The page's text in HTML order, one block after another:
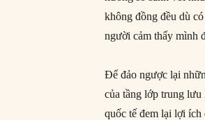
không đồng đều dù
người cảm thấy mình
Để đảo ngược lại
của tầng lớp trung
quốc tế đem lại lợi